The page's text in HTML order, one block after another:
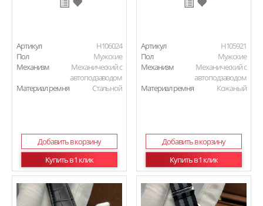
Артикул
H106024
Пол
Мужские
Механизм
Механический с
автоподзаводом
Материал ремня
Стальной
Добавить в корзину
Купить в 1 клик
Артикул
H105921
Пол
Мужские
Механизм
Механический с
автоподзаводом
Материал ремня
Кожаный
Добавить в корзину
Купить в 1 клик